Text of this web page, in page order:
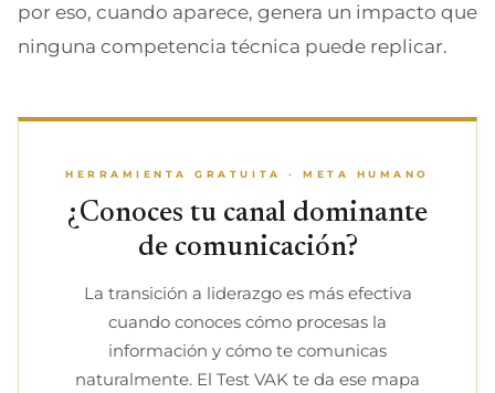
por eso, cuando aparece, genera un impacto que
ninguna competencia técnica puede replicar.
HERRAMIENTA GRATUITA · META HUMANO
¿Conoces tu canal dominante
de comunicación?
La transición a liderazgo es más efectiva
cuando conoces cómo procesas la
información y cómo te comunicas
naturalmente. El Test VAK te da ese mapa